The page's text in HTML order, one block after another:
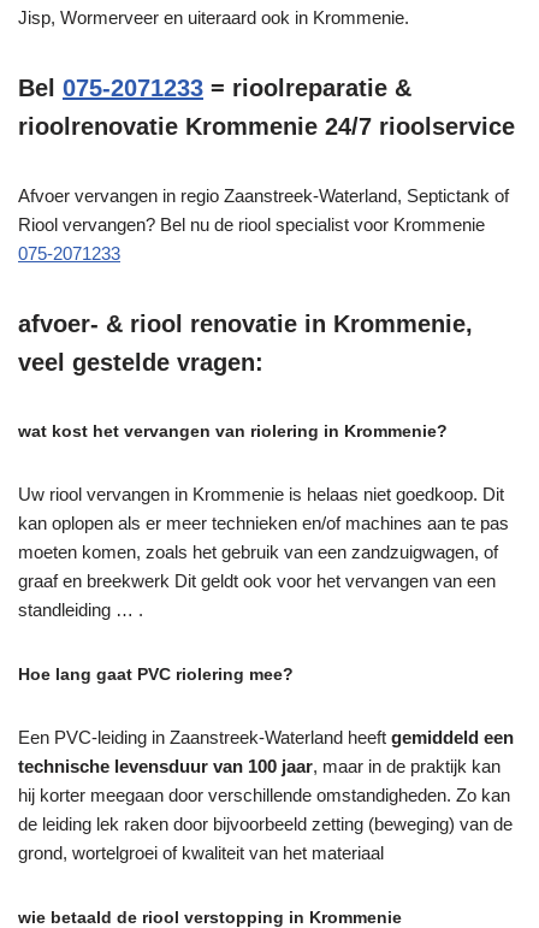
Jisp, Wormerveer en uiteraard ook in Krommenie.
Bel 075-2071233 = rioolreparatie &
rioolrenovatie Krommenie 24/7 rioolservice
Afvoer vervangen in regio Zaanstreek-Waterland, Septictank of
Riool vervangen? Bel nu de riool specialist voor Krommenie
075-2071233
afvoer- & riool renovatie in Krommenie,
veel gestelde vragen:
wat kost het vervangen van riolering in Krommenie?
Uw riool vervangen in Krommenie is helaas niet goedkoop. Dit
kan oplopen als er meer technieken en/of machines aan te pas
moeten komen, zoals het gebruik van een zandzuigwagen, of
graaf en breekwerk Dit geldt ook voor het vervangen van een
standleiding … .
Hoe lang gaat PVC riolering mee?
Een PVC-leiding in Zaanstreek-Waterland heeft gemiddeld een
technische levensduur van 100 jaar, maar in de praktijk kan
hij korter meegaan door verschillende omstandigheden. Zo kan
de leiding lek raken door bijvoorbeeld zetting (beweging) van de
grond, wortelgroei of kwaliteit van het materiaal
wie betaald de riool verstopping in Krommenie